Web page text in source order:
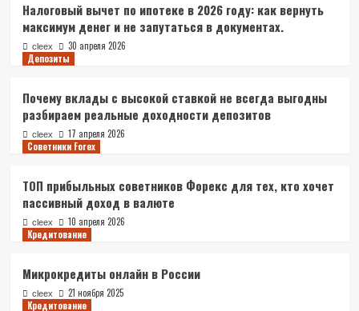
Налоговый вычет по ипотеке в 2026 году: как вернуть
максимум денег и не запутаться в документах.
cleex
30 апреля 2026
Депозиты
Почему вклады с высокой ставкой не всегда выгодны
разбираем реальные доходности депозитов
cleex
17 апреля 2026
Советники Forex
ТОП прибыльных советников Форекс для тех, кто хочет
пассивный доход в валюте
cleex
10 апреля 2026
Кредитование
Микрокредиты онлайн в России
cleex
21 ноября 2025
Кредитование